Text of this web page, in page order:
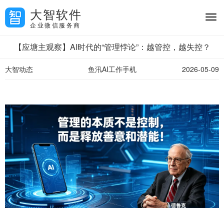
大智软件
企业微信服务商
【应塘主观察】AI时代的“管理悖论”：越管控，越失控？
大智动态 鱼汛AI工作手机 2026-05-09